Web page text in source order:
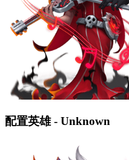
配置英雄 - Unknown